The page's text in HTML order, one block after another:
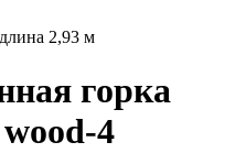
2,93 м
горка
4